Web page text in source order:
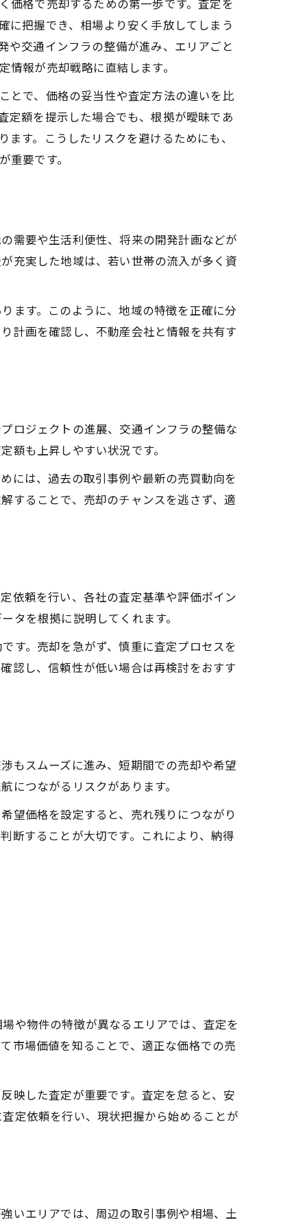
価格で売却するための第一歩です。査定を
に把握でき、相場より安く手放してしまう
や交通インフラの整備が進み、エリアごと
報が売却戦略に直結します。
とで、価格の妥当性や査定方法の違いを比
定額を提示した場合でも、根拠が曖昧であ
す。こうしたリスクを避けるためにも、
要です。
需要や生活利便性、将来の開発計画などが
充実した地域は、若い世帯の流入が多く資
ます。このように、地域の特徴を正確に分
計画を確認し、不動産会社と情報を共有す
ロジェクトの進展、交通インフラの整備な
額も上昇しやすい状況です。
には、過去の取引事例や最新の売買動向を
することで、売却のチャンスを逃さず、適
依頼を行い、各社の査定基準や評価ポイン
タを根拠に説明してくれます。
す。売却を急がず、慎重に査定プロセスを
認し、信頼性が低い場合は再検討をおすす
もスムーズに進み、短期間での売却や希望
つながるリスクがあります。
望価格を設定すると、売れ残りにつながり
断することが大切です。これにより、納得
や物件の特徴が異なるエリアでは、査定を
市場価値を知ることで、適正な価格での売
映した査定が重要です。査定を怠ると、安
定依頼を行い、現状把握から始めることが
いエリアでは、周辺の取引事例や相場、土